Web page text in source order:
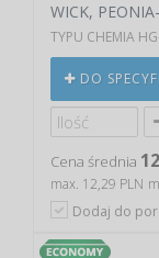
WICK,
TYPU CHEMIA
DO
Cena średnia
max. 12,29 PLN
Dodaj do